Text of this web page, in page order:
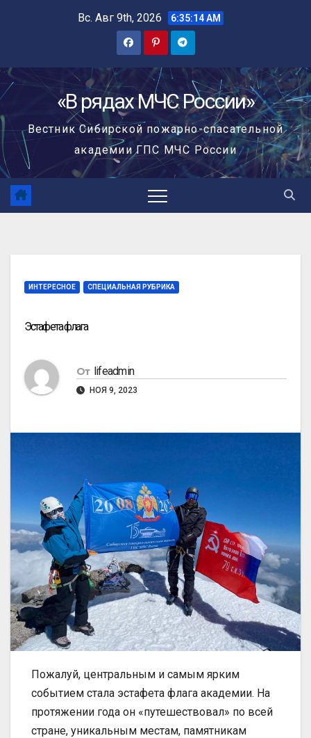
Вс. Авг 9th, 2026 6:35:15 AM
«В рядах МЧС России»
Вестник Сибирской пожарно-спасательной
академии ГПС МЧС России
ИНТЕРЕСНОЕ СПЕЦИАЛЬНАЯ РУБРИКА
Эстафета флага
От lifeadmin
НОЯ 9, 2023
Пожалуй, центральным и самым ярким
событием стала эстафета флага академии. На
протяжении года он «путешествовал» по всей
стране, уникальным местам, памятникам